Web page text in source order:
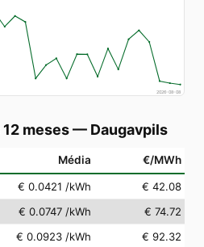
2026-08-08
meses— Daugavpils
Média €/MWh
€ 0.0421 /kWh
€ 42.08
€ 0.0747 /kWh
€ 74.72
€ 0.0923 /kWh
€ 92.32